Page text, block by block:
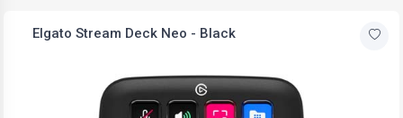
Elgato Stream Deck Neo - Black